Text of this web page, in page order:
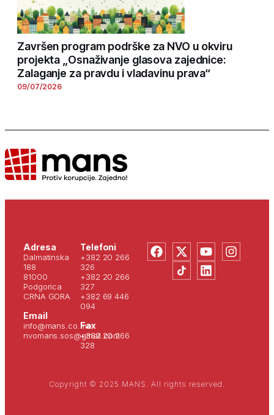
Završen program podrške za NVO u okviru
projekta „Osnaživanje glasova zajednice:
Zalaganje za pravdu i vladavinu prava“
09/07/2026
Adresa
Dalmatinska
188
81000
Podgorica
CRNA GORA
Email
info@mans.co.me
nvomans.sos@gmail.com
Telefoni
+382 20 266
326
+382 20 266
327
+382 69 446
094
Fax
+382 20 266
328
Copyright © 2025 MANS. All rights reserved.